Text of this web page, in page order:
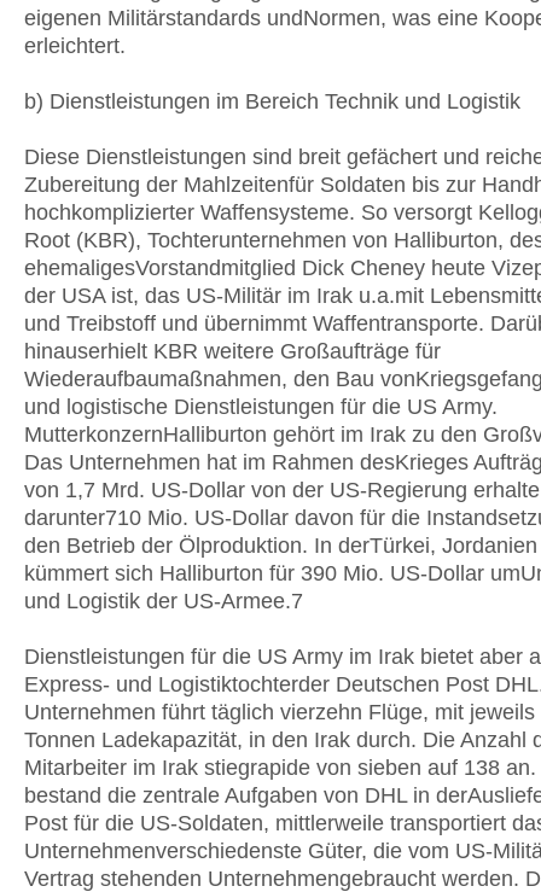
eigenen Militärstandards undNormen, was eine
erleichtert.
b) Dienstleistungen im Bereich Technik und Logistik
Diese Dienstleistungen sind breit gefächert und
Zubereitung der Mahlzeitenfür Soldaten bis zur
hochkomplizierter Waffensysteme. So versorgt
Root (KBR), Tochterunternehmen von Halliburton,
ehemaligesVorstandmitglied Dick Cheney heute
der USA ist, das US-Militär im Irak u.a.mit
und Treibstoff und übernimmt Waffentransporte.
hinauserhielt KBR weitere Großaufträge für
Wiederaufbaumaßnahmen, den Bau
und logistische Dienstleistungen für die US Army.
MutterkonzernHalliburton gehört im Irak zu den
Das Unternehmen hat im Rahmen desKrieges
von 1,7 Mrd. US-Dollar von der US-Regierung
darunter710 Mio. US-Dollar davon für die
den Betrieb der Ölproduktion. In derTürkei,
kümmert sich Halliburton für 390 Mio. US-Dollar
und Logistik der US-Armee.7
Dienstleistungen für die US Army im Irak bietet aber
Express- und Logistiktochterder Deutschen Post
Unternehmen führt täglich vierzehn Flüge, mit
Tonnen Ladekapazität, in den Irak durch. Die Anzahl
Mitarbeiter im Irak stiegrapide von sieben auf 138
bestand die zentrale Aufgaben von DHL in
Post für die US-Soldaten, mittlerweile transportiert
Unternehmenverschiedenste Güter, die vom US-
Vertrag stehenden Unternehmengebraucht werden.